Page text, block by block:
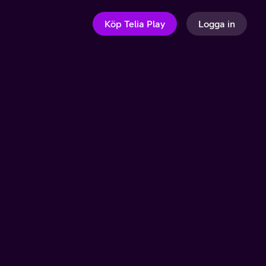
Köp Telia Play Logga in